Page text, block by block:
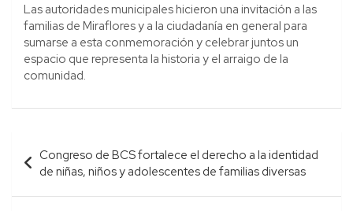
Las autoridades municipales hicieron una invitación a las
familias de Miraflores y a la ciudadanía en general para
sumarse a esta conmemoración y celebrar juntos un
espacio que representa la historia y el arraigo de la
comunidad.
Navegación
de
entradas
Congreso de BCS fortalece el derecho a la identidad
de niñas, niños y adolescentes de familias diversas